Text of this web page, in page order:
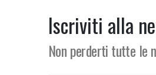
a
Iscriviti alla
Non perderti tutte le